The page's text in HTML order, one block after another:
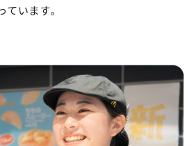
います。